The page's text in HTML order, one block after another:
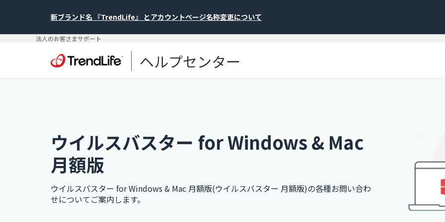
新ブランド名 『TrendLife』 とアカウントページ名称変更について
法人のお客さまサポート
ヘルプセンター
ウイルスバスター for Windows & Mac
月額版
ウイルスバスター for Windows & Mac 月額版(ウイルスバスター 月額版)の各種お問い合わ
せについてご案内します。